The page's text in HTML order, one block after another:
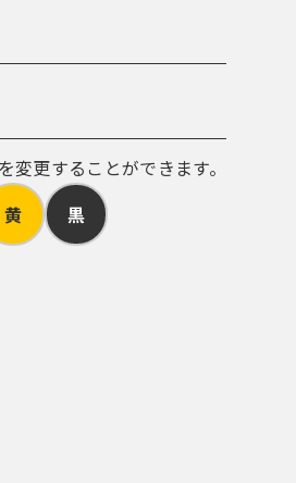
変更することができます。
黄 黒